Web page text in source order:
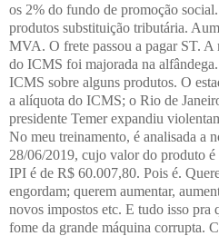
os 2% do fundo de promoção
produtos substituição tributária.
MVA. O frete passou a pagar ST.
do ICMS foi majorada na
ICMS sobre alguns produtos. O
a alíquota do ICMS; o Rio de
presidente Temer expandiu
No meu treinamento, é analisada a
28/06/2019, cujo valor do produto
IPI é de R$ 60.007,80. Pois é.
engordam; querem aumentar,
novos impostos etc. E tudo isso pra
fome da grande máquina corrupta.